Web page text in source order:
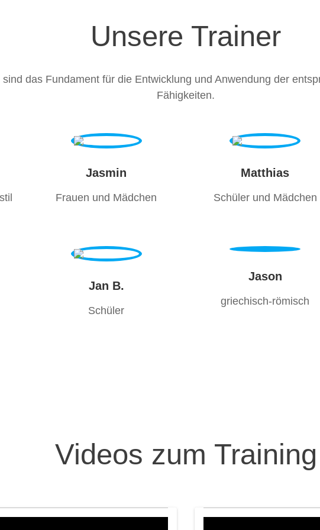
Unsere Trainer
sind das Fundament für die Entwicklung und Anwendung der
Fähigkeiten.
Jasmin
Frauen und Mädchen
Matthias
Schüler und Mädchen
Jan B.
Schüler
Jason
griechisch-römisch
Videos zum Training